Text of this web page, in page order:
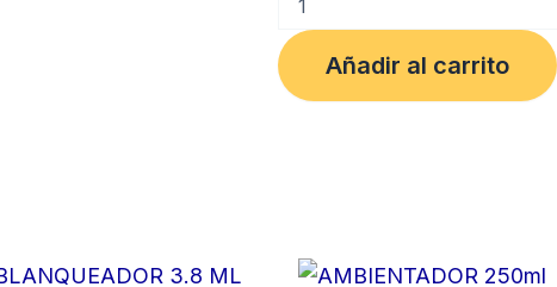
OSMOTICO
50
X
300
Añadir al carrito